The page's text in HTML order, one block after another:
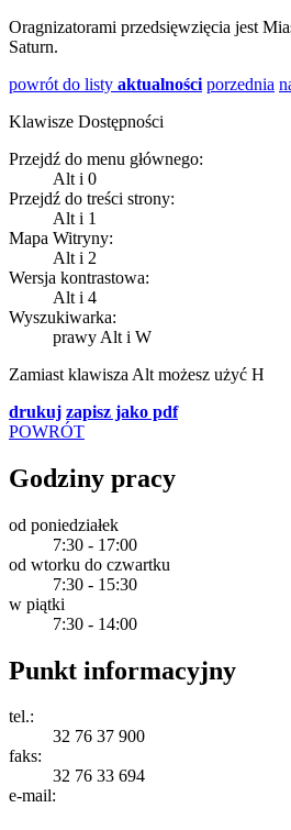
Oragnizatorami przedsięwzięcia jest
Saturn.
powrót do listy aktualności porzednia
Klawisze Dostępności
Przejdź do menu głównego:
Alt i 0
Przejdź do treści strony:
Alt i 1
Mapa Witryny:
Alt i 2
Wersja kontrastowa:
Alt i 4
Wyszukiwarka:
prawy Alt i W
Zamiast klawisza Alt możesz użyć H
drukuj zapisz jako pdf
POWRÓT
Godziny pracy
od poniedziałek
7:30 - 17:00
od wtorku do czwartku
7:30 - 15:30
w piątki
7:30 - 14:00
Punkt informacyjny
tel.:
32 76 37 900
faks:
32 76 33 694
e-mail: